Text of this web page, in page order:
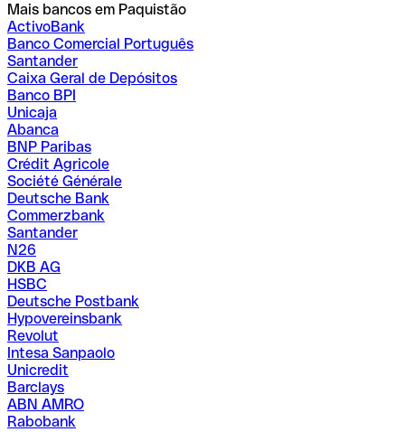
Mais bancos em Paquistão
ActivoBank
Banco Comercial Português
Santander
Caixa Geral de Depósitos
Banco BPI
Unicaja
Abanca
BNP Paribas
Crédit Agricole
Société Générale
Deutsche Bank
Commerzbank
Santander
N26
DKB AG
HSBC
Deutsche Postbank
Hypovereinsbank
Revolut
Intesa Sanpaolo
Unicredit
Barclays
ABN AMRO
Rabobank